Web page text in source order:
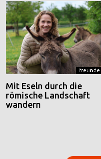
freunde
Mit Eseln durch die
römische Landschaft
wandern